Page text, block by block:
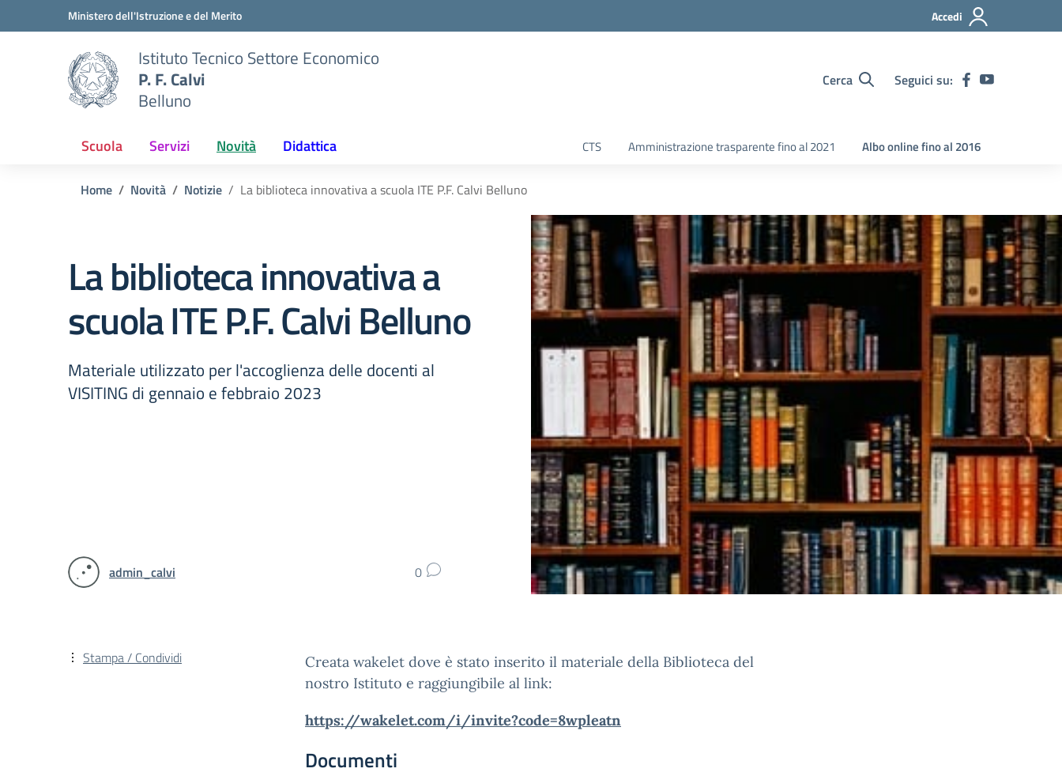
Vai ai contenuti
Vai al menu di navigazioneMinistero dell'Istruzione e del Merito Accedi
Istituto Tecnico Settore Economico
P. F. Calvi
Belluno
Cerca Seguici su:
Scuola Servizi Novità Didattica CTS Amministrazione trasparente fino al 2021 Albo online fino al 2016
Home Novità Notizie La biblioteca innovativa a scuola ITE P.F. Calvi Belluno
La biblioteca innovativa a
scuola ITE P.F. Calvi Belluno
Materiale utilizzato per l'accoglienza delle docenti al
VISITING di gennaio e febbraio 2023
admin_calvi 0
Creata wakelet dove è stato inserito il materiale della Biblioteca del
nostro Istituto e raggiungibile al link:
https://wakelet.com/i/invite?code=8wpleatn
Documenti
Stampa / Condividi